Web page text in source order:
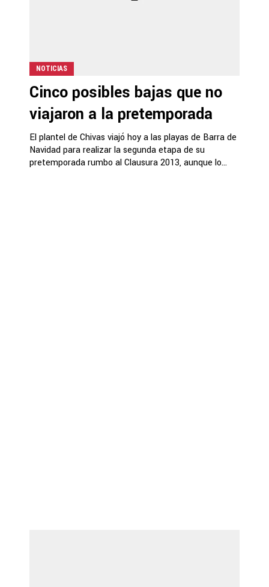
NOTICIAS
Cinco posibles bajas que no
viajaron a la pretemporada
El plantel de Chivas viajó hoy a las playas de Barra de
Navidad para realizar la segunda etapa de su
pretemporada rumbo al Clausura 2013, aunque lo...